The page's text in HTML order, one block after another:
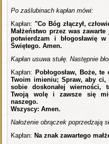
Po zaślubinach kapłan mówi:
Kapłan:"Co Bóg złączył,
Małżeństwo przez was
potwierdzam i
Świętego. Amen.
Kapłan usuwa stułę. Następnie
Kapłan: Pobłogosław, Boże,
Twoim imieniu; Spraw, aby
sobie doskonałej wierności,
Twoją wolę i zawsze się
naszego.
Wszyscy: Amen.
Nałożenie obrączek poprzedzają
Kapłan: Na znak zawartego